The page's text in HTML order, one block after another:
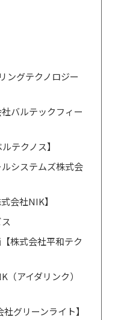
ングテクノロジー
バルテックフィー
テクノス】
システムズ株式会
会社NIK】
株式会社平和テク
（アイダリンク）
グリーンライト】